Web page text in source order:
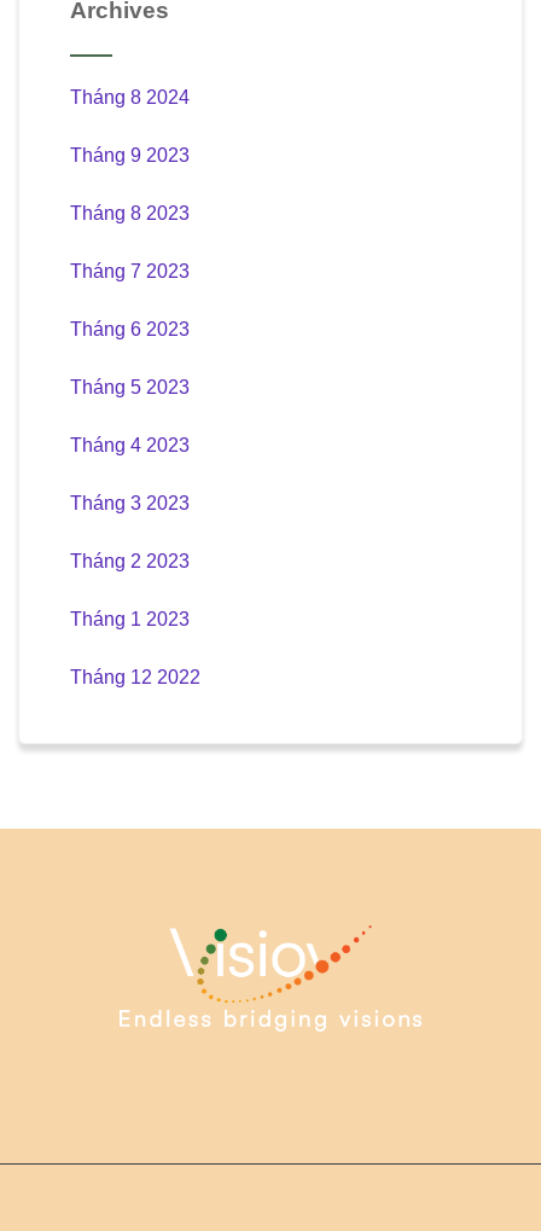
Archives
Tháng 8 2024
Tháng 9 2023
Tháng 8 2023
Tháng 7 2023
Tháng 6 2023
Tháng 5 2023
Tháng 4 2023
Tháng 3 2023
Tháng 2 2023
Tháng 1 2023
Tháng 12 2022